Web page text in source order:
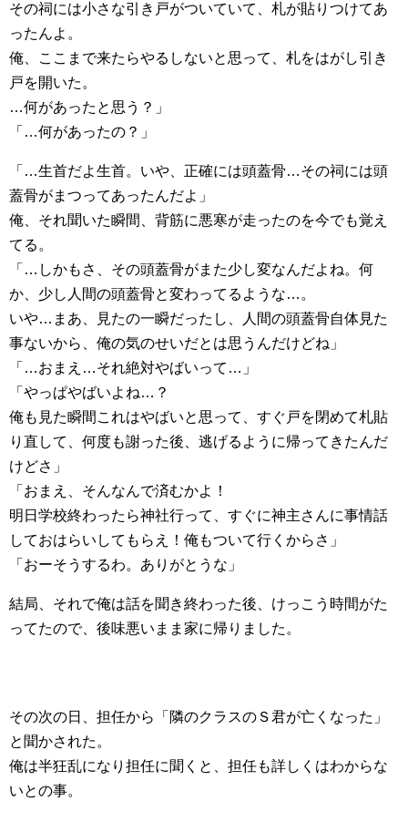
その祠には小さな引き戸がついていて、札が貼りつけてあ
ったんよ。
俺、ここまで来たらやるしないと思って、札をはがし引き
戸を開いた。
…何があったと思う？」
「…何があったの？」
「…生首だよ生首。いや、正確には頭蓋骨…その祠には頭
蓋骨がまつってあったんだよ」
俺、それ聞いた瞬間、背筋に悪寒が走ったのを今でも覚え
てる。
「…しかもさ、その頭蓋骨がまた少し変なんだよね。何
か、少し人間の頭蓋骨と変わってるような…。
いや…まあ、見たの一瞬だったし、人間の頭蓋骨自体見た
事ないから、俺の気のせいだとは思うんだけどね」
「…おまえ…それ絶対やばいって…」
「やっぱやばいよね…？
俺も見た瞬間これはやばいと思って、すぐ戸を閉めて札貼
り直して、何度も謝った後、逃げるように帰ってきたんだ
けどさ」
「おまえ、そんなんで済むかよ！
明日学校終わったら神社行って、すぐに神主さんに事情話
しておはらいしてもらえ！俺もついて行くからさ」
「おーそうするわ。ありがとうな」
結局、それで俺は話を聞き終わった後、けっこう時間がた
ってたので、後味悪いまま家に帰りました。
その次の日、担任から「隣のクラスのＳ君が亡くなった」
と聞かされた。
俺は半狂乱になり担任に聞くと、担任も詳しくはわからな
いとの事。